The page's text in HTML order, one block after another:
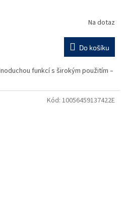
Na dotaz
Do košíku
funkcí s širokým použitím –
Kód: 10056459137422E